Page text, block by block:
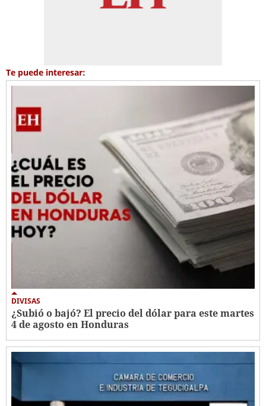
Te puede interesar:
DIVISAS
¿Subió o bajó? El precio del dólar para este martes
4 de agosto en Honduras